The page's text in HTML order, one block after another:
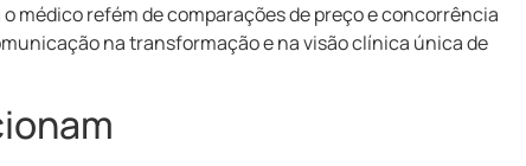
médico refém de comparações de preço e concorrência
na transformação e na visão clínica única de